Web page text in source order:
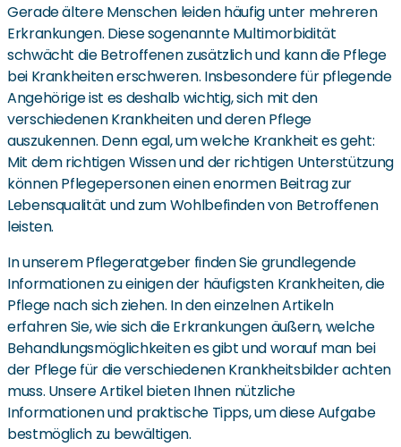
Gerade ältere Menschen leiden häufig unter mehreren
Erkrankungen. Diese sogenannte Multimorbidität
schwächt die Betroffenen zusätzlich und kann die Pflege
bei Krankheiten erschweren. Insbesondere für pflegende
Angehörige ist es deshalb wichtig, sich mit den
verschiedenen Krankheiten und deren Pflege
auszukennen. Denn egal, um welche Krankheit es geht:
Mit dem richtigen Wissen und der richtigen Unterstützung
können Pflegepersonen einen enormen Beitrag zur
Lebensqualität und zum Wohlbefinden von Betroffenen
leisten.
In unserem Pflegeratgeber finden Sie grundlegende
Informationen zu einigen der häufigsten Krankheiten, die
Pflege nach sich ziehen. In den einzelnen Artikeln
erfahren Sie, wie sich die Erkrankungen äußern, welche
Behandlungsmöglichkeiten es gibt und worauf man bei
der Pflege für die verschiedenen Krankheitsbilder achten
muss. Unsere Artikel bieten Ihnen nützliche
Informationen und praktische Tipps, um diese Aufgabe
bestmöglich zu bewältigen.